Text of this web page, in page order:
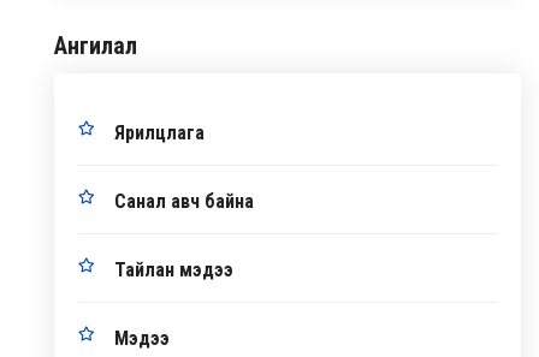
Ангилал
Ярилцлага
Санал авч байна
Тайлан мэдээ
Мэдээ